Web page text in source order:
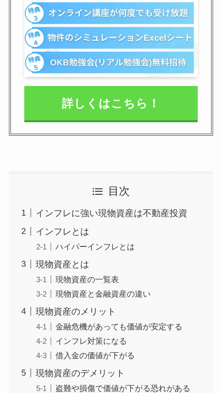
詳しくはこちら！
目次
インフレに強い現物資産は不動産投資
インフレとは
ハイパーインフレとは
現物資産とは
現物資産の一覧表
現物資産と金融資産の違い
現物資産のメリット
金融危機があっても価値が安定する
インフレ対策になる
借入金の価値が下がる
現物資産のデメリット
盗難や損傷で価値が下がる恐れがある